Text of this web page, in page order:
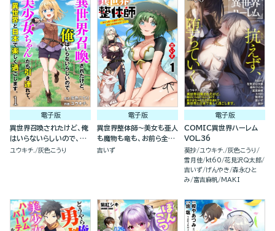
電子版
異世界召喚されたけど、俺
はいらないらしいので、美
少女ちゃんたち引き連れ
ユウキチ. 灰色こうり
電子版
異世界整体師～美女も亜人
も魔物も竜も、お前ら全員
揉みほぐす！！～(分冊
吉いず
電子版
COMIC異世界ハーレム
VOL.36
葵抄 ユウキチ. 灰色こうり
雪月佳
kt60 花見沢Q太郎
吉いず げんやき 森永ひと
み
富吉麻帆 MAKI